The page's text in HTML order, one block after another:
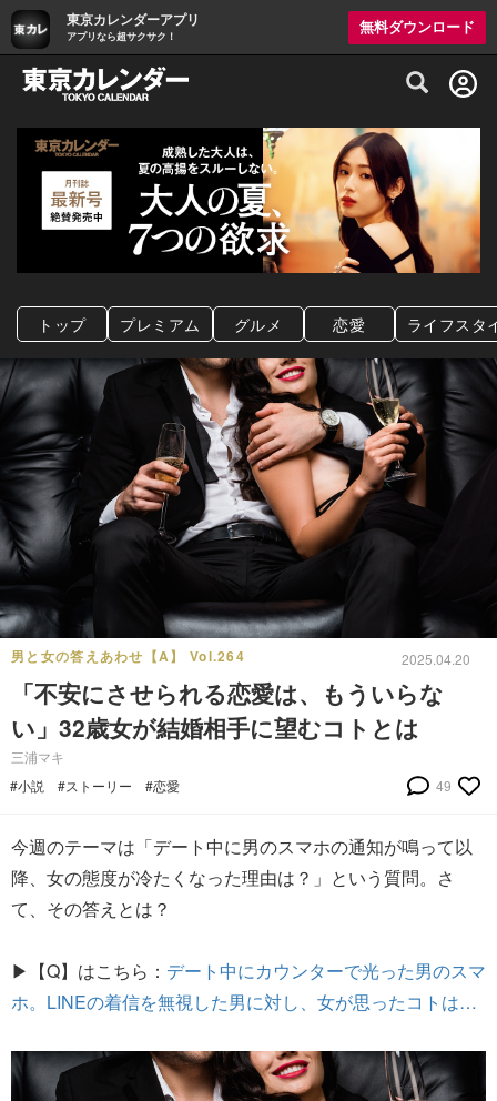
東京カレンダーアプリ
アプリなら超サクサク！
無料ダウンロード
グルメ情報・プレミアムレストラン予約
トップ プレミアム グルメ 恋愛 ライフスタ
男と女の答えあわせ【A】 Vol.264 2025.04.20
「不安にさせられる恋愛は、もういらな
い」32歳女が結婚相手に望むコトとは
三浦マキ
#小説
#ストーリー #恋愛 49
今週のテーマは「デート中に男のスマホの通知が鳴って以
降、女の態度が冷たくなった理由は？」という質問。さ
て、その答えとは？
▶【Q】はこちら： デート中にカウンターで光った男のスマ
ホ。LINEの着信を無視した男に対し、女が思ったコトは…